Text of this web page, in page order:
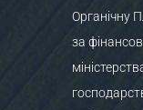
Органічну
за